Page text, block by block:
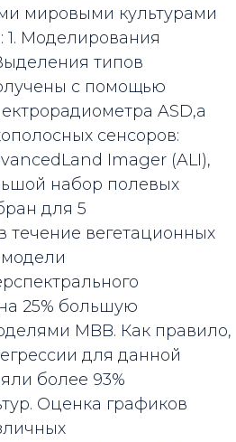
мировыми культурами
1. Моделирования
типов
с помощью
ASD,а
сенсоров:
Imager (ALI),
набор полевых
для 5
течение вегетационных
25% большую
MBB. Как правило,
для данной
более 93%
Оценка графиков